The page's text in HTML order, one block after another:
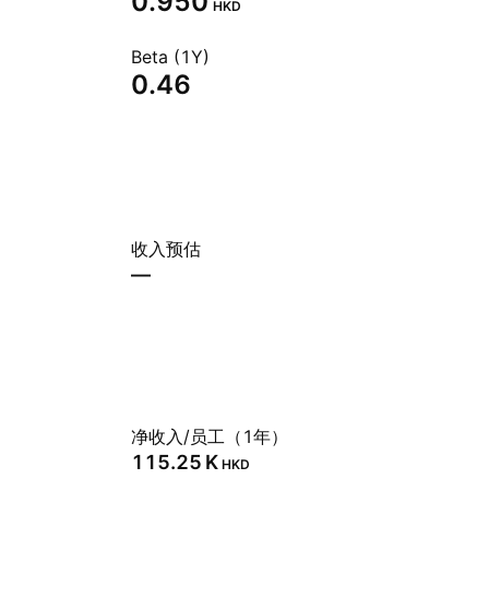
HKD
Beta (1Y)
0.46
收入预估
—
净收入/员工（1年）
‪115.25 K‬ HKD